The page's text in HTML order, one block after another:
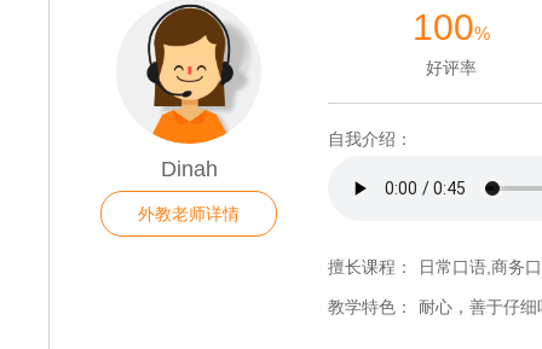
Dinah
外教老师详情
100%
好评率
自我介绍：
擅长课程： 日常口语,商务
教学特色： 耐心，善于仔